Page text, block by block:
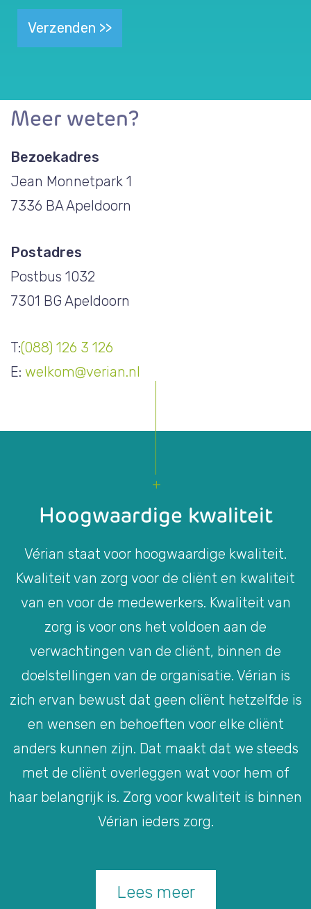
Verzenden >>
Meer weten?
Bezoekadres
Jean Monnetpark 1
7336 BA Apeldoorn
Postadres
Postbus 1032
7301 BG Apeldoorn
T:(088) 126 3 126
E: welkom@verian.nl
Hoogwaardige kwaliteit
Vérian staat voor hoogwaardige kwaliteit.
Kwaliteit van zorg voor de cliënt en kwaliteit
van en voor de medewerkers. Kwaliteit van
zorg is voor ons het voldoen aan de
verwachtingen van de cliënt, binnen de
doelstellingen van de organisatie. Vérian is
zich ervan bewust dat geen cliënt hetzelfde is
en wensen en behoeften voor elke cliënt
anders kunnen zijn. Dat maakt dat we steeds
met de cliënt overleggen wat voor hem of
haar belangrijk is. Zorg voor kwaliteit is binnen
Vérian ieders zorg.
Lees meer